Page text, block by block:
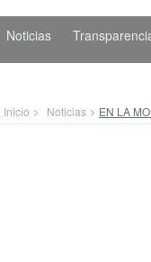
Noticias
Inicio Noticias